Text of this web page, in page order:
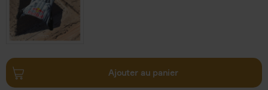
Ajouter au panier